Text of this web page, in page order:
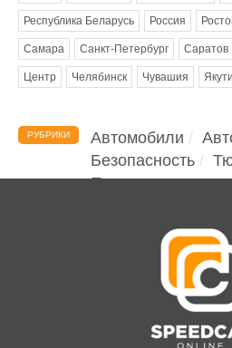
Республика Беларусь Россия
Самара Санкт-Петербург Саратов
Центр Челябинск Чувашия
РУБРИКИ Автомобили
Безопасность
Помощь водителю